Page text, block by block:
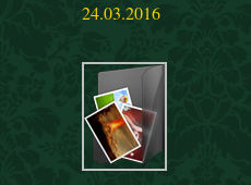
24.03.2016